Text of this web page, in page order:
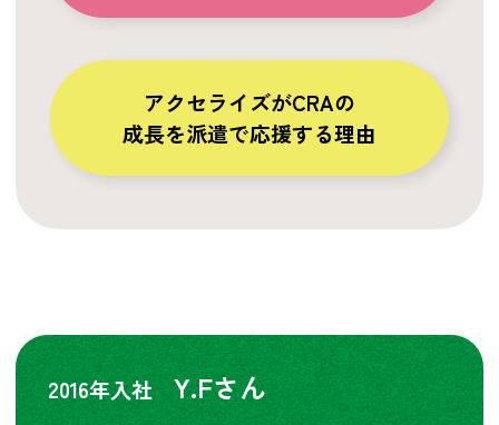
アクセライズがCRAの
成長を派遣で応援する理由
2016年入社Y.Fさん